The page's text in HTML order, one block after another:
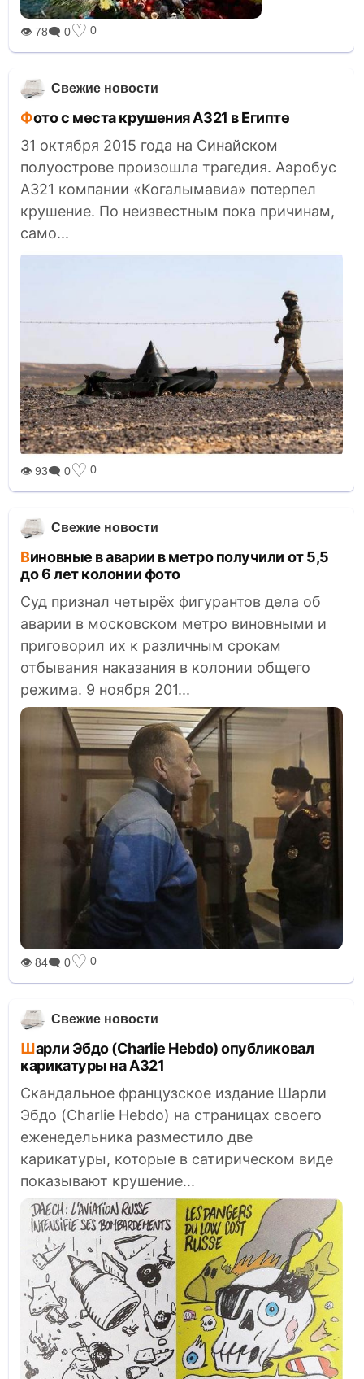
👁 78🗨 0♡ 0
Свежие новости
Фото с места крушения А321 в Египте
31 октября 2015 года на Синайском
полуострове произошла трагедия. Аэробус
А321 компании «Когалымавиа» потерпел
крушение. По неизвестным пока причинам,
само...
👁 93🗨 0♡ 0
Свежие новости
Виновные в аварии в метро получили от 5,5
до 6 лет колонии фото
Суд признал четырёх фигурантов дела об
аварии в московском метро виновными и
приговорил их к различным срокам
отбывания наказания в колонии общего
режима. 9 ноября 201...
👁 84🗨 0♡ 0
Свежие новости
Шарли Эбдо (Charlie Hebdo) опубликовал
карикатуры на А321
Скандальное французское издание Шарли
Эбдо (Charlie Hebdo) на страницах своего
еженедельника разместило две
карикатуры, которые в сатирическом виде
показывают крушение...